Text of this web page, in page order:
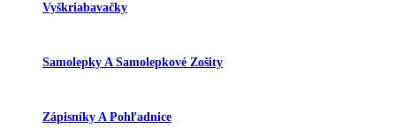
Vyškriabavačky
Samolepky A Samolepkové Zošity
Zápisníky A Pohľadnice